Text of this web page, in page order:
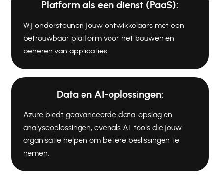
Platform als een dienst (PaaS):
Wij ondersteunen jouw ontwikkelaars met een
betrouwbaar platform voor het bouwen en
beheren van applicaties.
Data en AI-oplossingen:
Azure biedt geavanceerde data-opslag en
analyseoplossingen, evenals AI-tools die jouw
organisatie helpen om betere beslissingen te
nemen.